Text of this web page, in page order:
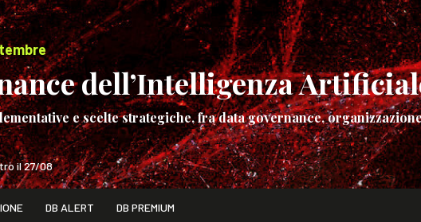
dell’Intelligenza
e scelte strategiche, fra data governance,
il 27/08
WEBINAR / 17 settembre
DB ALERT DB PREMIUM
Cerca nel sito